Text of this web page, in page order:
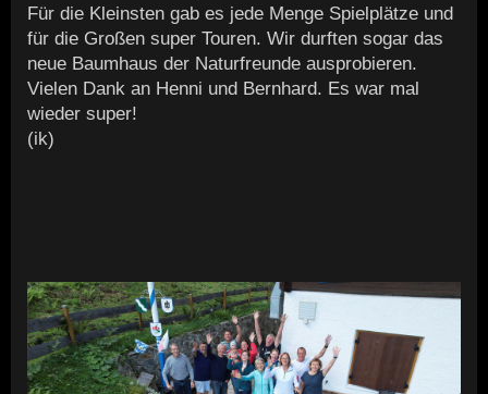
Für die Kleinsten gab es jede Menge Spielplätze und
für die Großen super Touren. Wir durften sogar das
neue Baumhaus der Naturfreunde ausprobieren.
Vielen Dank an Henni und Bernhard. Es war mal
wieder super!
(ik)